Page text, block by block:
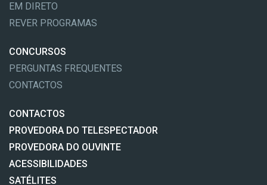
EM DIRETO
REVER PROGRAMAS
CONCURSOS
PERGUNTAS FREQUENTES
CONTACTOS
CONTACTOS
PROVEDORA DO TELESPECTADOR
PROVEDORA DO OUVINTE
ACESSIBILIDADES
SATÉLITES